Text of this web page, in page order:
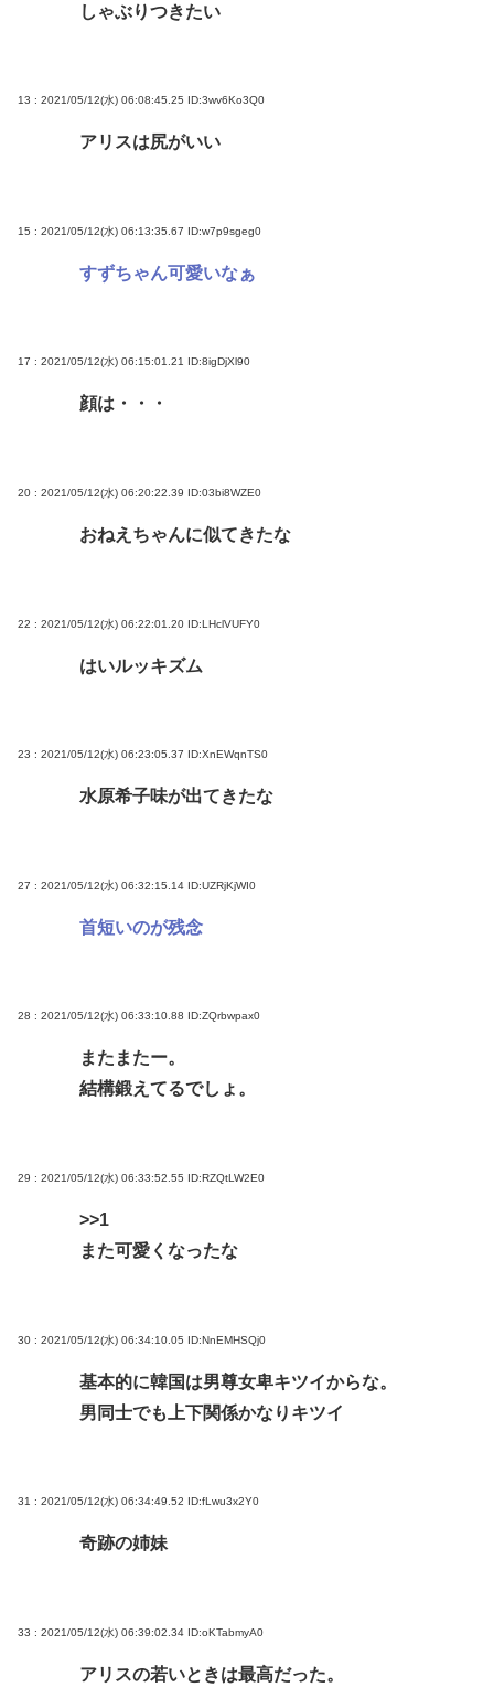
しゃぶりつきたい
13 : 2021/05/12(水) 06:08:45.25 ID:3wv6Ko3Q0
アリスは尻がいい
15 : 2021/05/12(水) 06:13:35.67 ID:w7p9sgeg0
すずちゃん可愛いなぁ
17 : 2021/05/12(水) 06:15:01.21 ID:8igDjXl90
顔は・・・
20 : 2021/05/12(水) 06:20:22.39 ID:03bi8WZE0
おねえちゃんに似てきたな
22 : 2021/05/12(水) 06:22:01.20 ID:LHclVUFY0
はいルッキズム
23 : 2021/05/12(水) 06:23:05.37 ID:XnEWqnTS0
水原希子味が出てきたな
27 : 2021/05/12(水) 06:32:15.14 ID:UZRjKjWI0
首短いのが残念
28 : 2021/05/12(水) 06:33:10.88 ID:ZQrbwpax0
またまたー。
結構鍛えてるでしょ。
29 : 2021/05/12(水) 06:33:52.55 ID:RZQtLW2E0
>>1
また可愛くなったな
30 : 2021/05/12(水) 06:34:10.05 ID:NnEMHSQj0
基本的に韓国は男尊女卑キツイからな。
男同士でも上下関係かなりキツイ
31 : 2021/05/12(水) 06:34:49.52 ID:fLwu3x2Y0
奇跡の姉妹
33 : 2021/05/12(水) 06:39:02.34 ID:oKTabmyA0
アリスの若いときは最高だった。